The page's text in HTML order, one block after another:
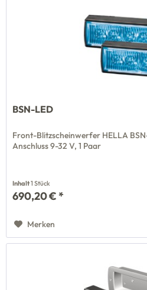
BSN-LED
Front-Blitzscheinwerfer HELLA
Anschluss 9-32 V, 1 Paar
Inhalt1 Stück
690,20 € *
Merken